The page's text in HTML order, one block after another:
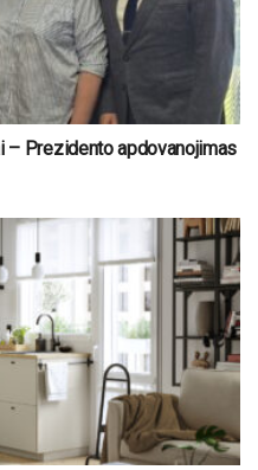
Prezidento apdovanojimas